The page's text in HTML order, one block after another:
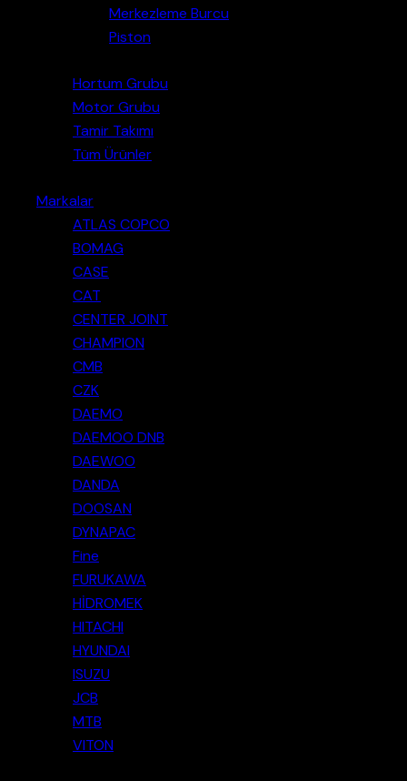
Merkezleme Burcu
Piston
Hortum Grubu
Motor Grubu
Tamir Takımı
Tüm Ürünler
Markalar
ATLAS COPCO
BOMAG
CASE
CAT
CENTER JOINT
CHAMPION
CMB
CZK
DAEMO
DAEMOO DNB
DAEWOO
DANDA
DOOSAN
DYNAPAC
Fine
FURUKAWA
HİDROMEK
HITACHI
HYUNDAI
ISUZU
JCB
MTB
VITON